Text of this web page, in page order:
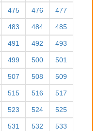
475 476 477
483 484 485
491 492 493
499 500 501
507 508 509
515 516 517
523 524 525
531 532 533